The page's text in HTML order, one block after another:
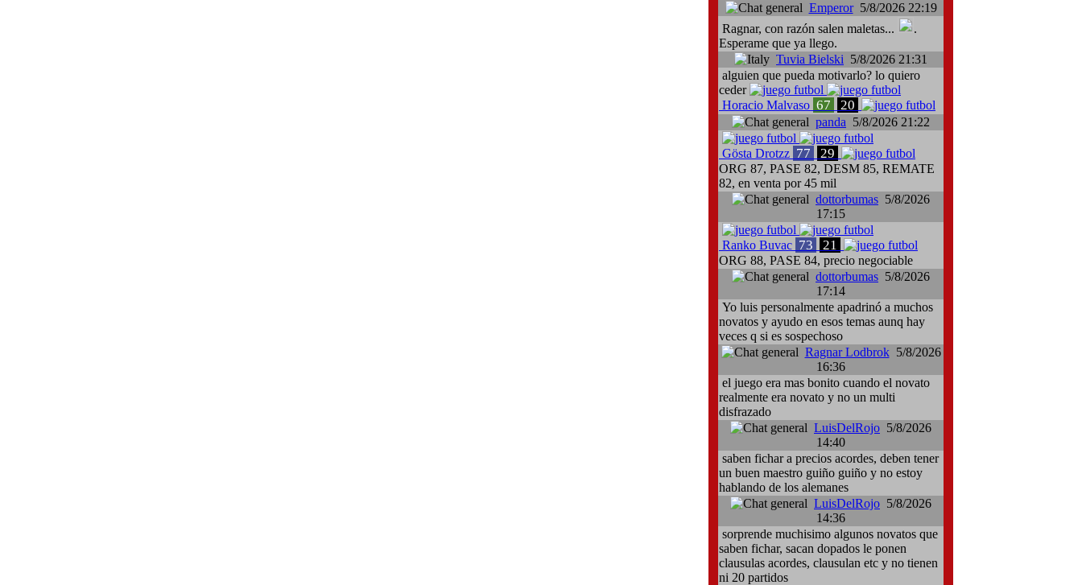
Emperor5/8/2026 22:19
Ragnar, con razón salen maletas...
.
Esperame que ya llego.
Tuvia Bielski 5/8/2026 21:31
alguien que pueda motivarlo? lo quiero
ceder
Horacio Malvaso 67 20
panda 5/8/2026 21:22
Gösta Drotzz 77 29
ORG 87, PASE 82, DESM 85, REMATE
82, en venta por 45 mil
dottorbumas 5/8/2026
17:15
Ranko Buvac 73 21
ORG 88, PASE 84, precio negociable
dottorbumas 5/8/2026
17:14
Yo luis personalmente apadrinó a muchos
novatos y ayudo en esos temas aunq hay
veces q si es sospechoso
Ragnar Lodbrok5/8/2026
16:36
el juego era mas bonito cuando el novato
realmente era novato y no un multi
disfrazado
LuisDelRojo 5/8/2026
14:40
saben fichar a precios acordes, deben tener
un buen maestro guiño guiño y no estoy
hablando de los alemanes
LuisDelRojo 5/8/2026
14:36
sorprende muchisimo algunos novatos que
saben fichar, sacan dopados le ponen
clausulas acordes, clausulan etc y no tienen
ni 20 partidos